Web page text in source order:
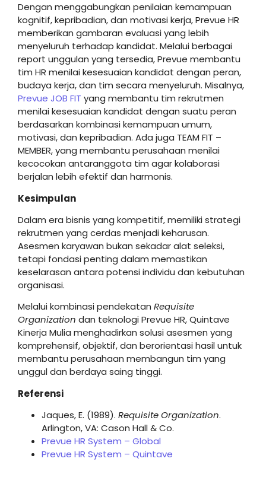
Dengan menggabungkan penilaian kemampuan
kognitif, kepribadian, dan motivasi kerja, Prevue HR
memberikan gambaran evaluasi yang lebih
menyeluruh terhadap kandidat. Melalui berbagai
report unggulan yang tersedia, Prevue membantu
tim HR menilai kesesuaian kandidat dengan peran,
budaya kerja, dan tim secara menyeluruh. Misalnya,
Prevue JOB FIT yang membantu tim rekrutmen
menilai kesesuaian kandidat dengan suatu peran
berdasarkan kombinasi kemampuan umum,
motivasi, dan kepribadian. Ada juga TEAM FIT –
MEMBER, yang membantu perusahaan menilai
kecocokan antaranggota tim agar kolaborasi
berjalan lebih efektif dan harmonis.
Kesimpulan
Dalam era bisnis yang kompetitif, memiliki strategi
rekrutmen yang cerdas menjadi keharusan.
Asesmen karyawan bukan sekadar alat seleksi,
tetapi fondasi penting dalam memastikan
keselarasan antara potensi individu dan kebutuhan
organisasi.
Melalui kombinasi pendekatan Requisite
Organization dan teknologi Prevue HR, Quintave
Kinerja Mulia menghadirkan solusi asesmen yang
komprehensif, objektif, dan berorientasi hasil untuk
membantu perusahaan membangun tim yang
unggul dan berdaya saing tinggi.
Referensi
Jaques, E. (1989). Requisite Organization.
Arlington, VA: Cason Hall & Co.
Prevue HR System – Global
Prevue HR System – Quintave